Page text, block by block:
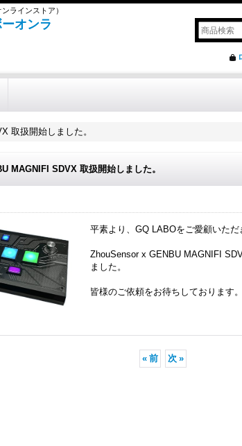
ラインストア）
オンラ
取扱開始しました。
MAGNIFI SDVX 取扱開始しました。
平素より、GQ LABOをご愛顧いただ
ZhouSensor x GENBU MAGNIFI
ました。
皆様のご依頼をお待ちしております。
« 前 次 »